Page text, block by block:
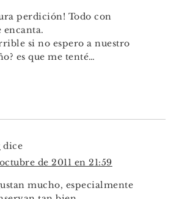
perdición! Todo con
encanta.
si no espero a nuestro
es que me tenté…
dice
de 2011 en 21:59
mucho, especialmente